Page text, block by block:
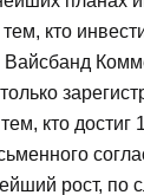
кто
Вайсбанд
кто достиг
рост, по